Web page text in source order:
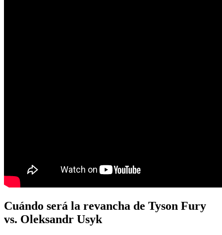
Cuándo será la revancha de Tyson Fury
vs. Oleksandr Usyk